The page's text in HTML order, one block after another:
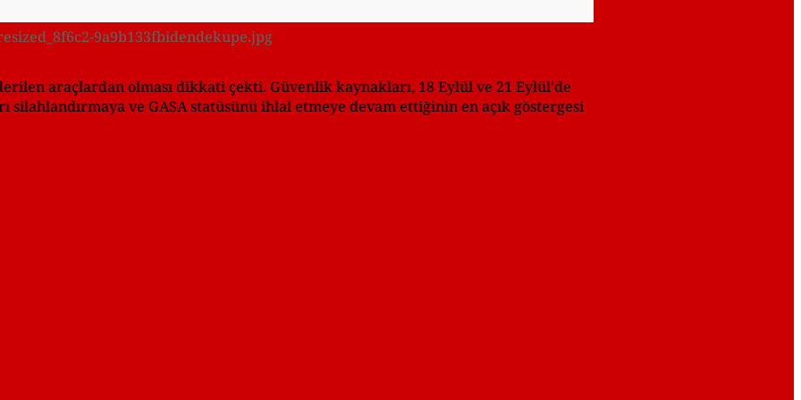
9a9b133fbidendekupe.jpg
araçlardan olması dikkati çekti. Güvenlik kaynakları, 18 Eylül ve 21 Eylül'de
silahlandırmaya ve GASA statüsünü ihlal etmeye devam ettiğinin en açık göstergesi